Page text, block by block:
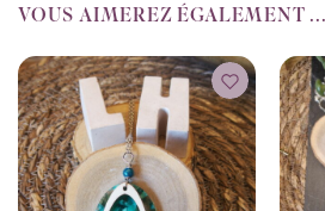
VOUS AIMEREZ ÉGALEMENT ...